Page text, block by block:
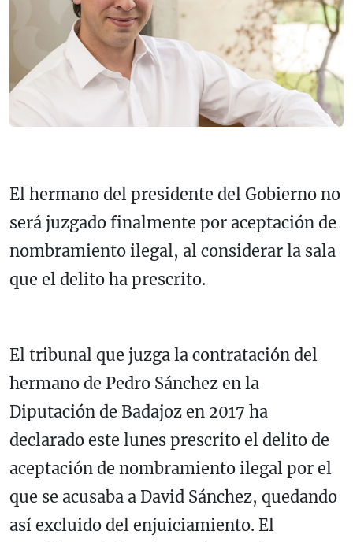
El hermano del presidente del Gobierno no
será juzgado finalmente por aceptación de
nombramiento ilegal, al considerar la sala
que el delito ha prescrito.
El tribunal que juzga la contratación del
hermano de Pedro Sánchez en la
Diputación de Badajoz en 2017 ha
declarado este lunes prescrito el delito de
aceptación de nombramiento ilegal por el
que se acusaba a David Sánchez, quedando
así excluido del enjuiciamiento. El